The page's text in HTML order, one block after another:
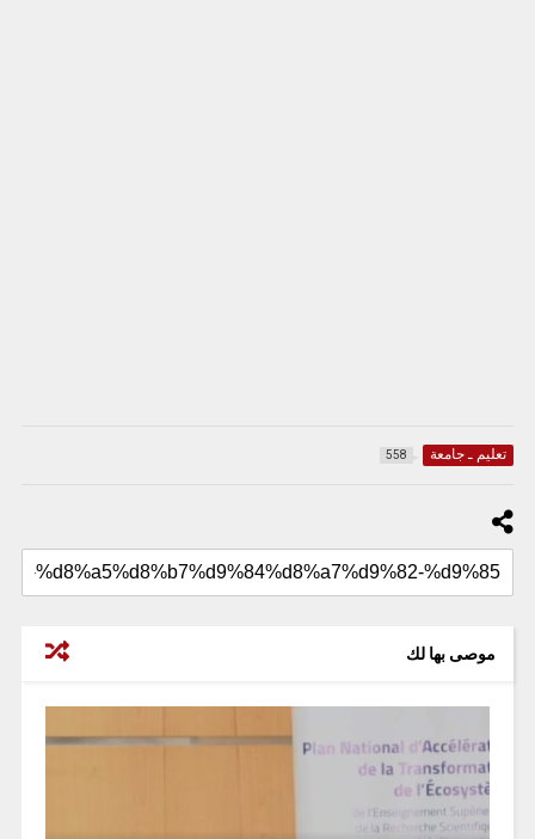
تعليم ـ جامعة 558
موصى بها لك